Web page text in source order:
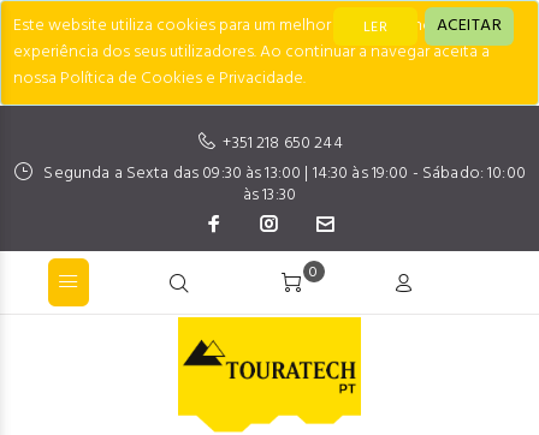
Este website utiliza cookies para um melhor desempenho e
experiência dos seus utilizadores. Ao continuar a navegar aceita a
nossa Política de Cookies e Privacidade.
LER ACEITAR
+351 218 650 244
Segunda a Sexta das 09:30 às 13:00 | 14:30 às 19:00 - Sábado: 10:00
às 13:30
0